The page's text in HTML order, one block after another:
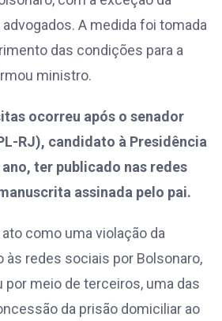
A medida foi tomada
das condições para a
ministro.
ocorreu após o senador
RJ), candidato à Presidência
ter publicado nas redes
assinada pelo pai.
como uma violação da
às redes sociais por Bolsonaro,
meio de terceiros, uma das
da prisão domiciliar ao